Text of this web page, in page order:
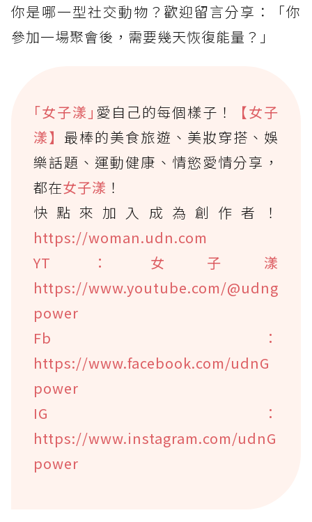
你是哪一型社交動物？歡迎留言分享：「你
參加一場聚會後，需要幾天恢復能量？」
｢女子漾｣ 愛自己的每個樣子！
【女子
漾】 最棒的美食旅遊、美妝穿搭、娛
樂話題、運動健康、情慾愛情分享，
都在女子漾 ！
快點來加入成為創作者！
https://woman.udn.com
YT：女子漾
https://www.youtube.com/@udng
power
Fb：
https://www.facebook.com/udnG
power
IG：
https://www.instagram.com/udnG
power